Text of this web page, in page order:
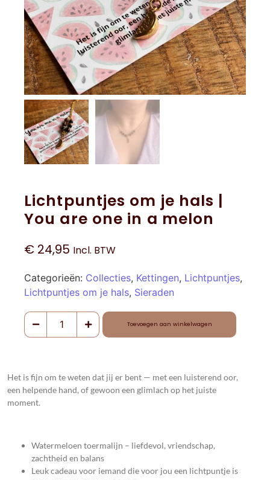
Lichtpuntjes om je hals |
You are one in a melon
€ 24,95 Incl. BTW
Categorieën: Collecties Kettingen Lichtpuntjes
Lichtpuntjes om je hals Sieraden
Toevoegen aan winkelwagen
Het is fijn om te weten dat jij er bent — met een luisterend oor,
een helpende hand, of gewoon een glimlach op het juiste
moment
Watermeloen toermalijn – liefdevol, vriendschap,
zachtheid en balans
Leuk cadeau voor iemand die voor jou een lichtpuntje is